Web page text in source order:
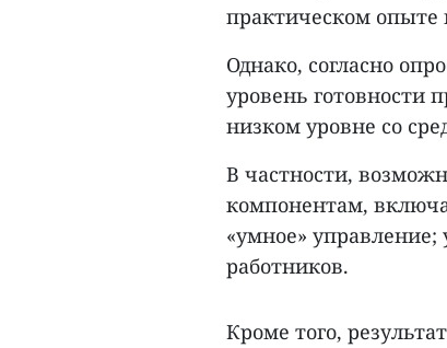
практическом опыте
Однако, согласно
уровень готовности
низком уровне со
В частности,
компонентам,
«умное»
работников.
Кроме того,